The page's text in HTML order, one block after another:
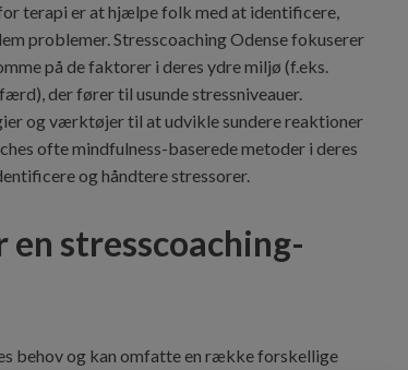
terapi er at hjælpe folk med at identificere,
problemer. Stresscoaching Odense fokuserer
på de faktorer i deres ydre miljø (f.eks.
der fører til usunde stressniveauer.
og værktøjer til at udvikle sundere reaktioner
ofte mindfulness-baserede metoder i deres
og håndtere stressorer.
stresscoaching-
behov og kan omfatte en række forskellige